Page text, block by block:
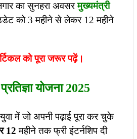
का सुनहरा अवसरमुख्यमंत्री
को 3 महीने से लेकर 12 महीने
को पूरा जरूर पढ़ें।
योजना 2025
में जो अपनी पढ़ाई पूरा कर चुके
12 महीने तक फ्री इंटर्नशिप दी